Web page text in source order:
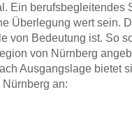
Ein berufsbegleitendes
Überlegung wert sein.
von Bedeutung ist. So
von Nürnberg
Ausgangslage bietet
an: